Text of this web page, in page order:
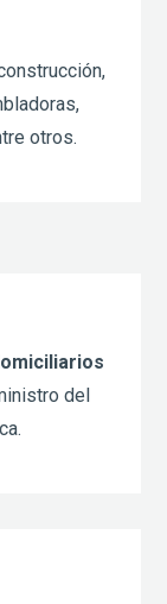
otros.
del